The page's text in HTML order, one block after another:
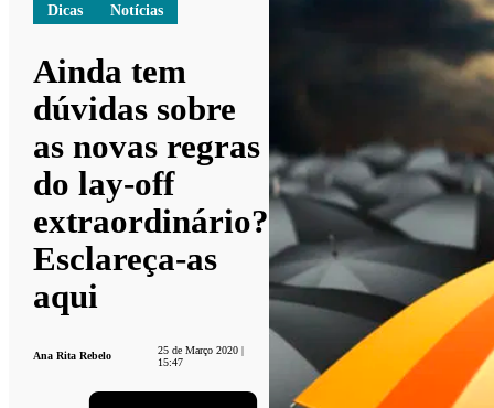
Dicas Notícias
Ainda tem
dúvidas sobre
as novas regras
do lay-off
extraordinário?
Esclareça-as
aqui
Ana Rita Rebelo
25 de Março 2020 |
15:47